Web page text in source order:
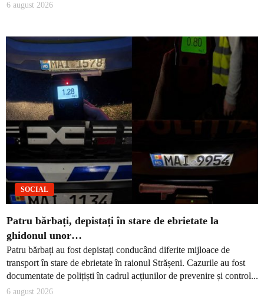
6 august 2026
SOCIAL
Patru bărbați, depistați în stare de ebrietate la
ghidonul unor…
Patru bărbați au fost depistați conducând diferite mijloace de
transport în stare de ebrietate în raionul Strășeni. Cazurile au fost
documentate de polițiști în cadrul acțiunilor de prevenire și control...
6 august 2026